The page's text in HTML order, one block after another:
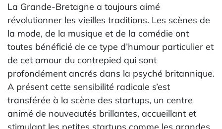
La Grande-Bretagne a toujours aimé
révolutionner les vieilles traditions. Les scènes de
la mode, de la musique et de la comédie ont
toutes bénéficié de ce type d’humour particulier et
de cet amour du contrepied qui sont
profondément ancrés dans la psyché britannique.
A présent cette sensibilité radicale s’est
transférée à la scène des startups, un centre
animé de nouveautés brillantes, accueillant et
stimulant les petites startups comme les grandes.